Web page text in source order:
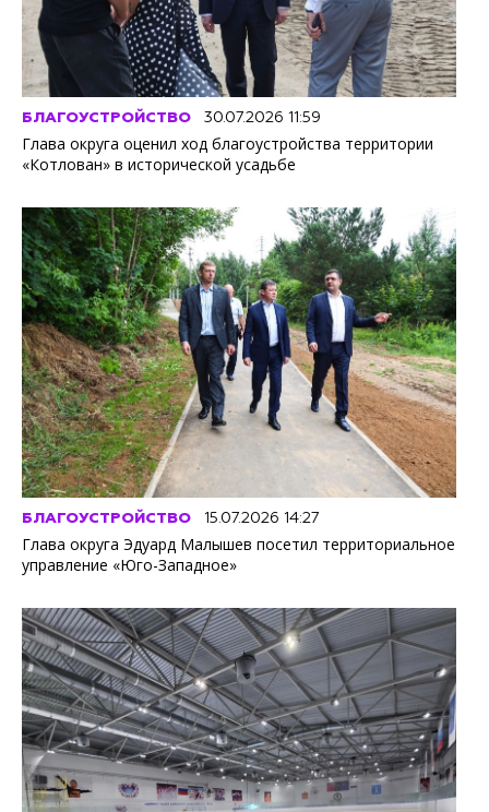
БЛАГОУСТРОЙСТВО 30.07.2026 11:59
Глава округа оценил ход благоустройства территории
«Котлован» в исторической усадьбе
БЛАГОУСТРОЙСТВО 15.07.2026 14:27
Глава округа Эдуард Малышев посетил территориальное
управление «Юго-Западное»